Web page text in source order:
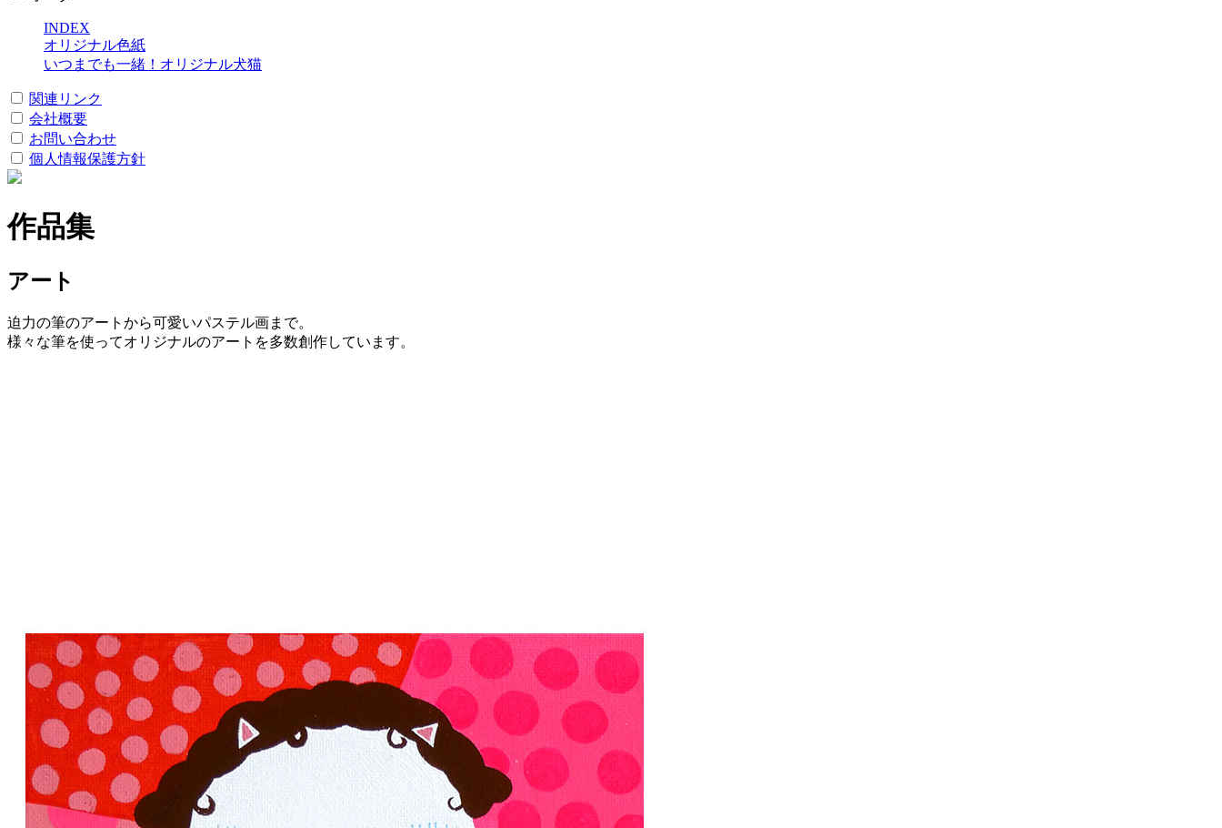
INDEX
オリジナル色紙
いつまでも一緒！オリジナル犬猫
関連リンク
会社概要
お問い合わせ
個人情報保護方針
作品集
アート
迫力の筆のアートから可愛いパステル画まで。
様々な筆を使ってオリジナルのアートを多数創作しています。